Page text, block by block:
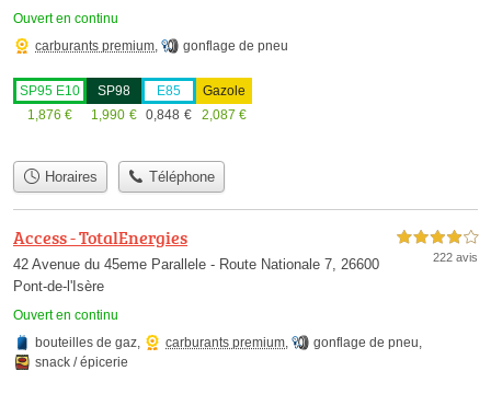
Ouvert en continu
carburants premium, gonflage de pneu
SP95 E10
1,876 €
SP98
1,990 €
E85
0,848 €
Gazole
2,087 €
Horaires Téléphone
Access - TotalEnergies
42 Avenue du 45eme Parallele - Route Nationale 7, 26600
Pont-de-l'Isère
Ouvert en continu
4,0 étoiles sur 5
222 avis
bouteilles de gaz carburants premium gonflage de pneu
snack / épicerie